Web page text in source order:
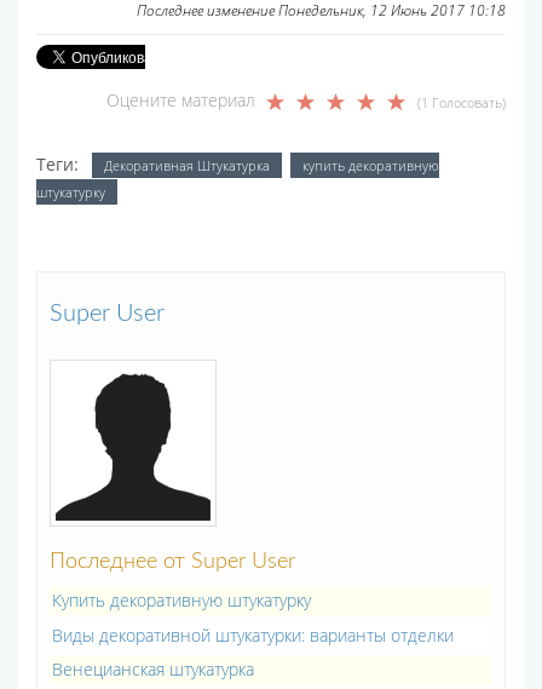
Последнее изменение Понедельник, 12 Июнь 2017 10:18
Оцените материал (1 Голосовать)
Теги: Декоративная Штукатурка
купить декоративную
штукатурку
Super User
Последнее от Super User
Купить декоративную штукатурку
Виды декоративной штукатурки: варианты отделки
Венецианская штукатурка